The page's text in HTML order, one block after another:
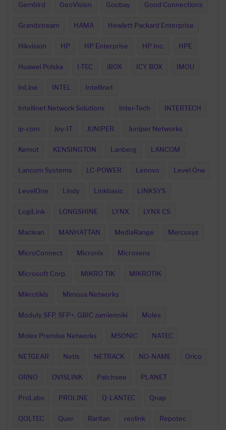
Gembird GeoVision Goobay Good Connections
Grandstream HAMA Hewlett Packard Enterprise
Hikvision HP HP Enterprise HP Inc. HPE
Huawei Polska I-TEC iBOX ICY BOX IMOU
InLine INTEL Intellinet
Intellinet Network Solutions Inter-Tech INTERTECH
ip-com Joy-IT JUNIPER Juniper Networks
Kemot KENSINGTON Lanberg LANCOM
Lancom Systems LC-POWER Lenovo Level One
LevelOne Lindy Linkbasic LINKSYS
LogiLink LONGSHINE LYNX LYNX CS
Maclean MANHATTAN MediaRange Mercusys
MicroConnect Micronix Microsens
Microsoft Corp. MIKRO TIK MIKROTIK
Mikrotikls Mimosa Networks
Moduły SFP, SFP+, GBIC zamienniki Molex
Molex Premise Networks MSONIC NATEC
NETGEAR Netis NETRACK NO-NAME Orico
ORNO OVISLINK Patchsee PLANET
ProLabs PROLINE Q-LANTEC Qnap
QOLTEC Quer Raritan reolink Repotec